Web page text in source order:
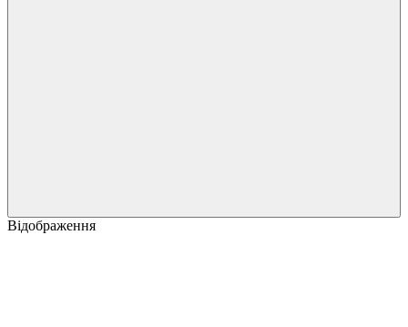
Відображення